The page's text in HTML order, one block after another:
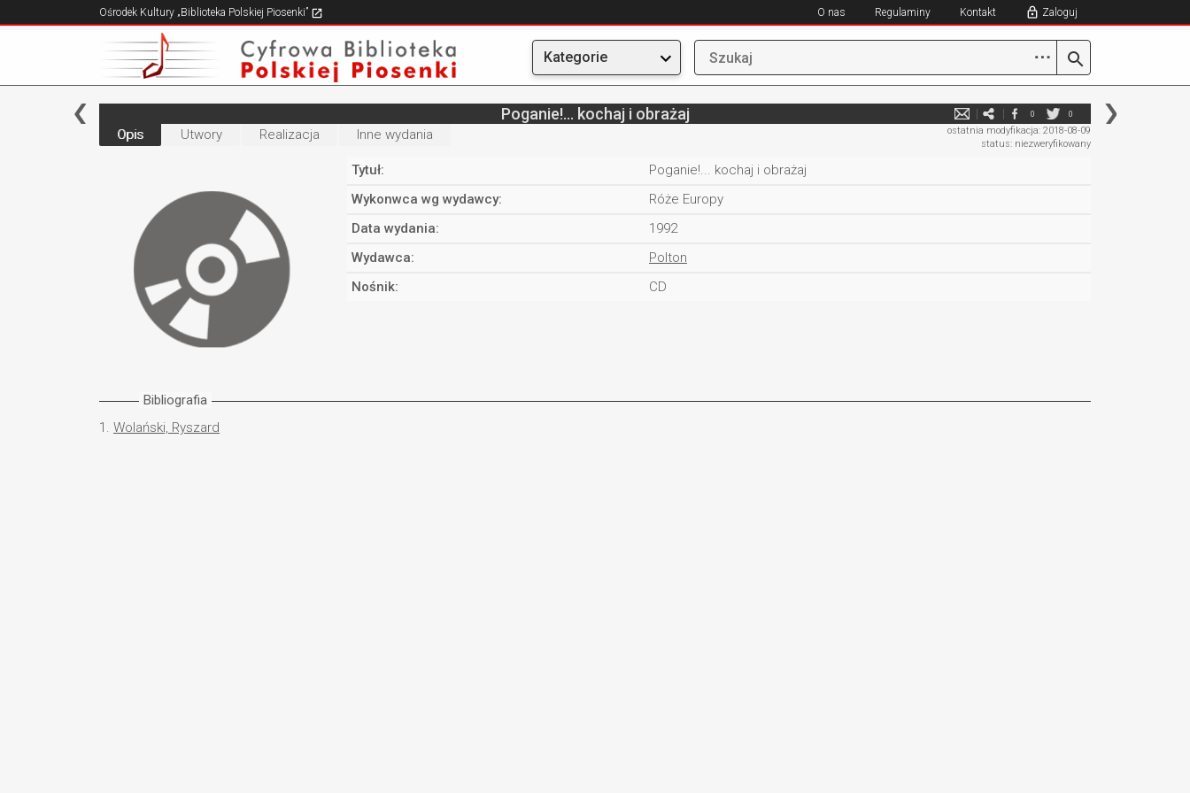
Ośrodek Kultury „Biblioteka Polskiej Piosenki” O nas Regulaminy Kontakt Zaloguj
Kategorie ⋯
Poganie!... kochaj i obrażaj 0 0
ostatnia modyfikacja: 2018-08-09
status: niezweryfikowany
Opis Utwory Realizacja Inne wydania
Tytuł:
Poganie!... kochaj i obrażaj
Wykonwca wg wydawcy:
Róże Europy
Data wydania:
1992
Wydawca:
Polton
Nośnik:
CD
Bibliografia
1. Wolański, Ryszard